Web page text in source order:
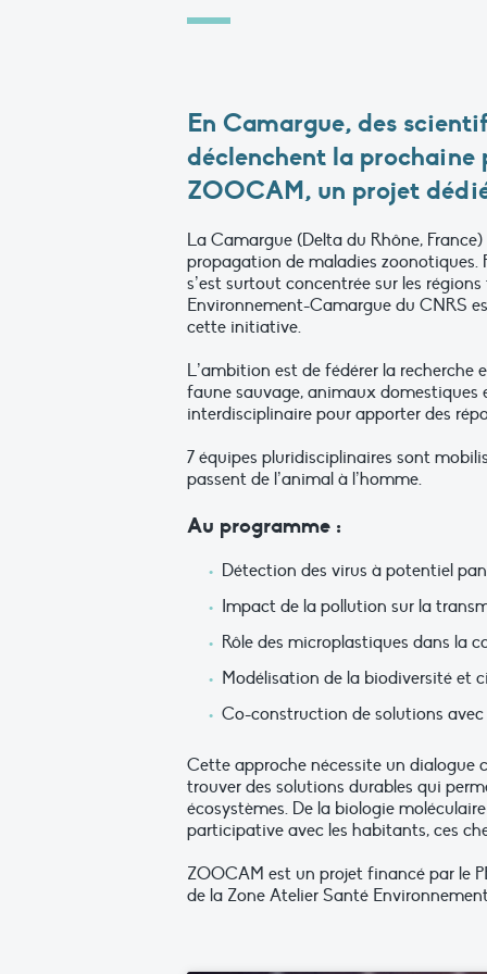
En Camargue, des
déclenchent la
ZOOCAM, un projet
La Camargue (Delta du Rhône,
propagation de maladies zoonotiques.
s’est surtout concentrée sur les
Environnement-Camargue du CNRS
cette initiative.
L’ambition est de fédérer la
faune sauvage, animaux
interdisciplinaire pour apporter des
7 équipes pluridisciplinaires sont
passent de l’animal à l’homme.​
Au programme :
Détection des virus à potentiel
Impact de la pollution sur la
Rôle des microplastiques dans la
Modélisation de la biodiversité et
Co-construction de solutions
Cette approche nécessite un
trouver des solutions durables qui
écosystèmes. De la biologie
participative avec les habitants, ces
ZOOCAM est un projet financé par le
de la Zone Atelier Santé